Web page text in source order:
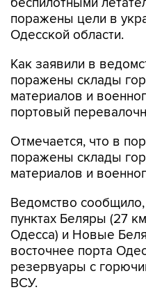
поражены цели в
Одесской области.
Как заявили в
поражены склады
материалов и
портовый
Отмечается, что в
поражены склады
материалов и
Ведомство
пунктах Беляры (27
Одесса) и Новые
восточнее порта
резервуары с
ВСУ.